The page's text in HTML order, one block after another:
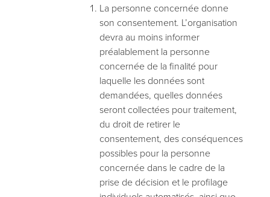
La personne concernée donne
son consentement. L’organisation
devra au moins informer
préalablement la personne
concernée de la finalité pour
laquelle les données sont
demandées, quelles données
seront collectées pour traitement,
du droit de retirer le
consentement, des conséquences
possibles pour la personne
concernée dans le cadre de la
prise de décision et le profilage